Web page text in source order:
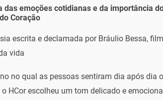
das emoções cotidianas e da importância
Coração
escrita e declamada por Bráulio Bessa,
vida
no qual as pessoas sentiram dia após dia
HCor escolheu um tom delicado e